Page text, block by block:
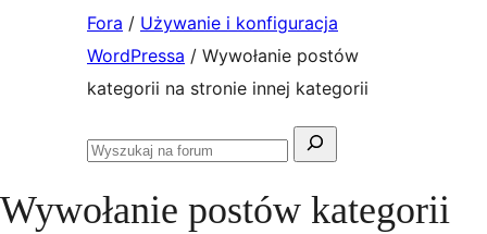
Fora / Używanie i konfiguracja
WordPressa / Wywołanie postów
kategorii na stronie innej kategorii
Szukaj:
Przeszukaj
Wywołanie postów kategorii